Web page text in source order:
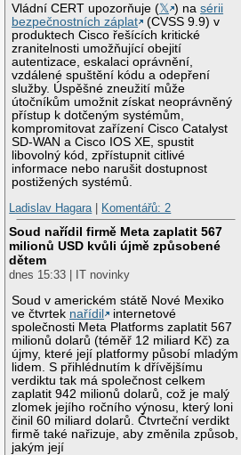
Vládní CERT upozorňuje (𝕏 ) nasérii
bezpečnostních záplat
(CVSS 9.9) v
produktech Cisco řešících kritické
zranitelnosti umožňující obejití
autentizace, eskalaci oprávnění,
vzdálené spuštění kódu a odepření
služby. Úspěšné zneužití může
útočníkům umožnit získat neoprávněný
přístup k dotčeným systémům,
kompromitovat zařízení Cisco Catalyst
SD-WAN a Cisco IOS XE, spustit
libovolný kód, zpřístupnit citlivé
informace nebo narušit dostupnost
postižených systémů.
Ladislav Hagara| Komentářů: 2
Soud nařídil firmě Meta zaplatit 567
milionů USD kvůli újmě způsobené
dětem
dnes 15:33 | IT novinky
Soud v americkém státě Nové Mexiko
ve čtvrtek nařídil
internetové
společnosti Meta Platforms zaplatit 567
milionů dolarů (téměř 12 miliard Kč) za
újmy, které její platformy působí mladým
lidem. S přihlédnutím k dřívějšímu
verdiktu tak má společnost celkem
zaplatit 942 milionů dolarů, což je malý
zlomek jejího ročního výnosu, který loni
činil 60 miliard dolarů. Čtvrteční verdikt
firmě také nařizuje, aby změnila způsob,
jakým její